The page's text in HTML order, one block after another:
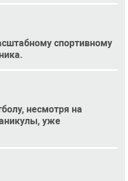
спортивному
несмотря на
уже